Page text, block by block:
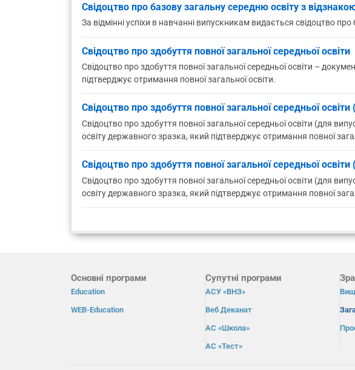
Свідоцтво про базову загальну середню освіту з
За відмінні успіхи в навчанні випускникам видається свідоцтво
Свідоцтво про здобуття повної загальної середньої освіти
Свідоцтво про здобуття повної загальної середньої освіти –
підтверджує отримання повної загальної освіти.
Свідоцтво про здобуття повної загальної середньої
Свідоцтво про здобуття повної загальної середньої освіти (для
освіту державного зразка, який підтверджує отримання повної
Свідоцтво про здобуття повної загальної середньої
Свідоцтво про здобуття повної загальної середньої освіти (для
освіту державного зразка, який підтверджує отримання повної
Основні програми
Education
WEB-Education
Супутні програми
АСУ «ВНЗ»
Веб Деканат
АС «Школа»
АС «Тест»